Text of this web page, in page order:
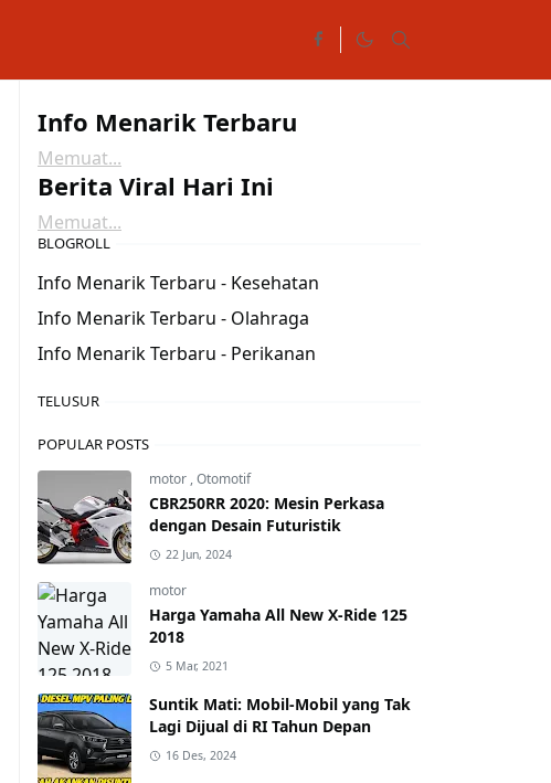
Info Menarik Terbaru
Memuat...
Berita Viral Hari Ini
Memuat...
BLOGROLL
Info Menarik Terbaru - Kesehatan
Info Menarik Terbaru - Olahraga
Info Menarik Terbaru - Perikanan
TELUSUR
POPULAR POSTS
motor ,Otomotif
CBR250RR 2020: Mesin Perkasa
dengan Desain Futuristik
22 Jun, 2024
motor
Harga Yamaha All New X-Ride 125
2018
5 Mar, 2021
Suntik Mati: Mobil-Mobil yang Tak
Lagi Dijual di RI Tahun Depan
16 Des, 2024